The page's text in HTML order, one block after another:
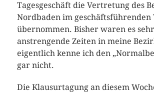
Tagesgeschäft die Vertretung des
Nordbaden im geschäftsführenden
übernommen. Bisher waren es sehr
anstrengende Zeiten in meine
eigentlich kenne ich den
gar nicht.
Die Klausurtagung an diesem